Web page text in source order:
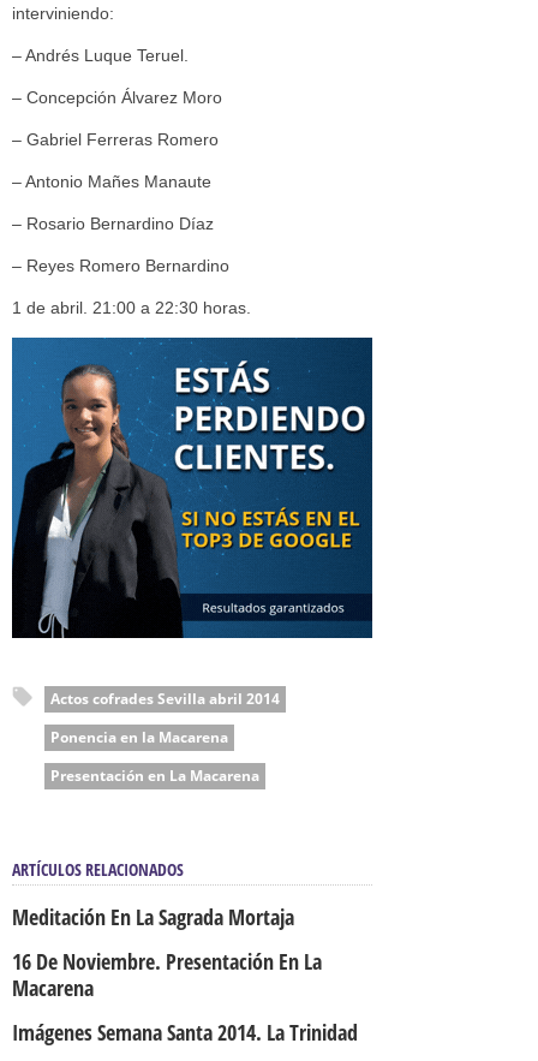
interviniendo:
– Andrés Luque Teruel.
– Concepción Álvarez Moro
– Gabriel Ferreras Romero
– Antonio Mañes Manaute
– Rosario Bernardino Díaz
– Reyes Romero Bernardino
1 de abril. 21:00 a 22:30 horas.
Actos cofrades Sevilla abril 2014
Ponencia en la Macarena
Presentación en La Macarena
ARTÍCULOS RELACIONADOS
Meditación En La Sagrada Mortaja
16 De Noviembre. Presentación En La
Macarena
Imágenes Semana Santa 2014. La Trinidad